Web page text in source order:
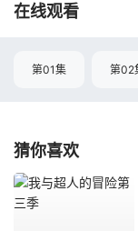
在线观看
第01集 第02
猜你喜欢